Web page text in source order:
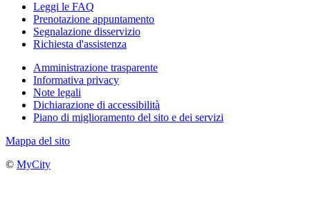
Leggi le FAQ
Prenotazione appuntamento
Segnalazione disservizio
Richiesta d'assistenza
Amministrazione trasparente
Informativa privacy
Note legali
Dichiarazione di accessibilità
Piano di miglioramento del sito e dei servizi
Mappa del sito
© MyCity